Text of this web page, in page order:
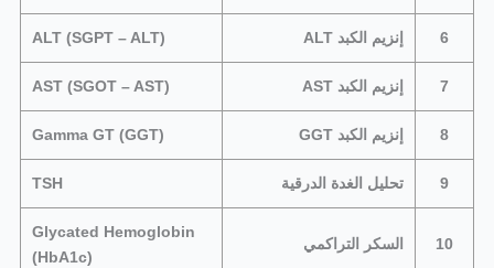
6 إنزيم الكبد ALT ALT (SGPT – ALT)
7 إنزيم الكبد AST AST (SGOT – AST)
8 إنزيم الكبد GGT Gamma GT (GGT)
9 تحليل الغدة الدرقية TSH
10 السكر التراكمي
Glycated Hemoglobin
(HbA1c)